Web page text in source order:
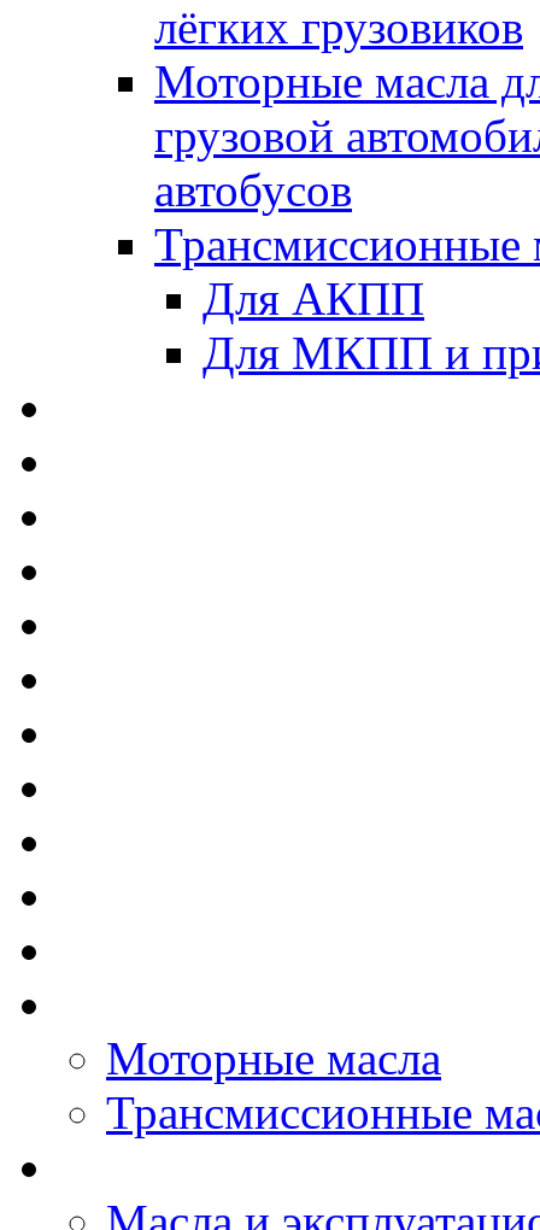
лёгких грузовиков
Моторные масла
грузовой
автобусов
Трансмиссионные
Для АКПП
Для МКПП и
Моторные масла
Трансмиссионные